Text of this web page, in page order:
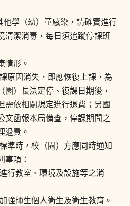
他學（幼）童感染，請確實進行
清潔消毒，每日須追蹤停課班
情形。
原因消失，即應恢復上課，為
園）長決定停、復課日期後，
需依相關規定進行退費；另國
文函報本局備查，停課期間之
退費。
準時，校（園）方應同時通知
事項：
行教室、環境及設施等之消
強師生個人衛生及衛生教育。